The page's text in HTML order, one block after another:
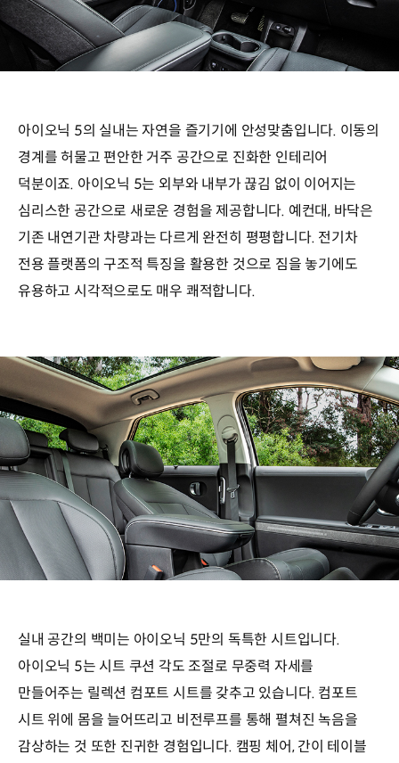
아이오닉 5의 실내는 자연을 즐기기에 안성맞춤입니다. 이동의
경계를 허물고 편안한 거주 공간으로 진화한 인테리어
덕분이죠. 아이오닉 5는 외부와 내부가 끊김 없이 이어지는
심리스한 공간으로 새로운 경험을 제공합니다. 예컨대, 바닥은
기존 내연기관 차량과는 다르게 완전히 평평합니다. 전기차
전용 플랫폼의 구조적 특징을 활용한 것으로 짐을 놓기에도
유용하고 시각적으로도 매우 쾌적합니다.
실내 공간의 백미는 아이오닉 5만의 독특한 시트입니다.
아이오닉 5는 시트 쿠션 각도 조절로 무중력 자세를
만들어주는 릴렉션 컴포트 시트를 갖추고 있습니다. 컴포트
시트 위에 몸을 늘어뜨리고 비전루프를 통해 펼쳐진 녹음을
감상하는 것 또한 진귀한 경험입니다. 캠핑 체어, 간이 테이블